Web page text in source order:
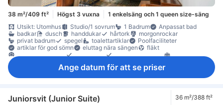
38 m²/409 ft² Högst 3 vuxna
1 enkelsäng och 1 queen size-säng
Utsikt: Utomhus
Studio/1 sovrum 1 Badrum
Anpassat bad
badkar
dusch handdukar hårtork
morgonrockar
privat badrum
spegel toalettartiklar
Poolfaciliteter
artiklar för god sömn
eluttag nära sängen
fläkt
luftkonditionering
sängkläder väckningsservice
värme
sittmöbler skrivbord soffa
garderob
Ange datum för att se priser
Juniorsvit (Junior Suite) 36 m²/388 ft²